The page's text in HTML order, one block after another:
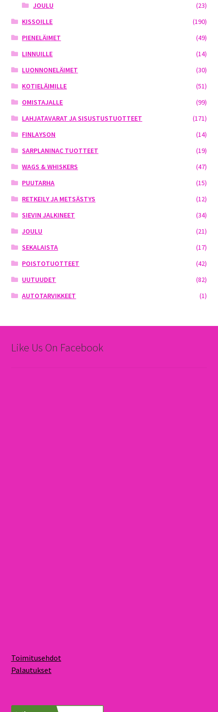
JOULU
(23)
KISSOILLE
(190)
PIENELÄIMET
(49)
LINNUILLE
(14)
LUONNONELÄIMET
(30)
KOTIELÄIMILLE
(51)
OMISTAJALLE
(99)
LAHJATAVARAT JA SISUSTUSTUOTTEET
(171)
FINLAYSON
(14)
SARPLANINAC TUOTTEET
(19)
WAGS & WHISKERS
(47)
PUUTARHA
(15)
RETKEILY JA METSÄSTYS
(12)
SIEVIN JALKINEET
(34)
JOULU
(21)
SEKALAISTA
(17)
POISTOTUOTTEET
(42)
UUTUUDET
(82)
AUTOTARVIKKEET
(1)
Like Us On Facebook
Toimitusehdot
Palautukset